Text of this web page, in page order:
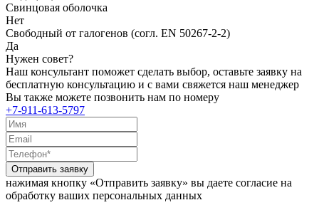
Свинцовая оболочка
Нет
Свободный от галогенов (согл. EN 50267-2-2)
Да
Нужен совет?
Наш консультант поможет сделать выбор, оставьте заявку на
бесплатную консультацию и с вами свяжется наш менеджер
Вы также можете позвонить нам по номеру
+7-911-613-5797
Отправить заявку
нажимая кнопку «Отправить заявку» вы даете согласие на
обработку ваших персональных данных